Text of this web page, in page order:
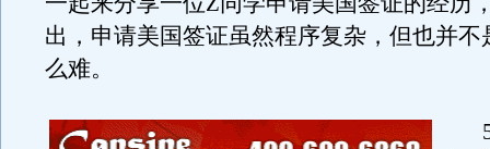
出，申请美国签证虽然程序复杂，但也并不
么难。
5